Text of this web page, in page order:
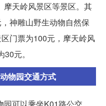
摩天岭风景区等景区。其
神雕山野生动物自然保
门票为100元，摩天岭风
元。
物园交通方式